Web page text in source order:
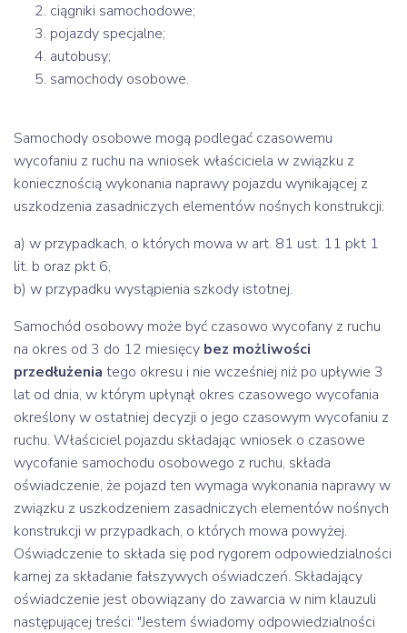
ciągniki samochodowe;
pojazdy specjalne;
autobusy;
samochody osobowe.
Samochody osobowe mogą podlegać czasowemu
wycofaniu z ruchu na wniosek właściciela w związku z
koniecznością wykonania naprawy pojazdu wynikającej z
uszkodzenia zasadniczych elementów nośnych konstrukcji:
a) w przypadkach, o których mowa w art. 81 ust. 11 pkt 1
lit. b oraz pkt 6,
b) w przypadku wystąpienia szkody istotnej.
Samochód osobowy może być czasowo wycofany z ruchu
na okres od 3 do 12 miesięcy bez możliwości
przedłużenia tego okresu i nie wcześniej niż po upływie 3
lat od dnia, w którym upłynął okres czasowego wycofania
określony w ostatniej decyzji o jego czasowym wycofaniu z
ruchu. Właściciel pojazdu składając wniosek o czasowe
wycofanie samochodu osobowego z ruchu, składa
oświadczenie, że pojazd ten wymaga wykonania naprawy w
związku z uszkodzeniem zasadniczych elementów nośnych
konstrukcji w przypadkach, o których mowa powyżej.
Oświadczenie to składa się pod rygorem odpowiedzialności
karnej za składanie fałszywych oświadczeń. Składający
oświadczenie jest obowiązany do zawarcia w nim klauzuli
następującej treści: "Jestem świadomy odpowiedzialności